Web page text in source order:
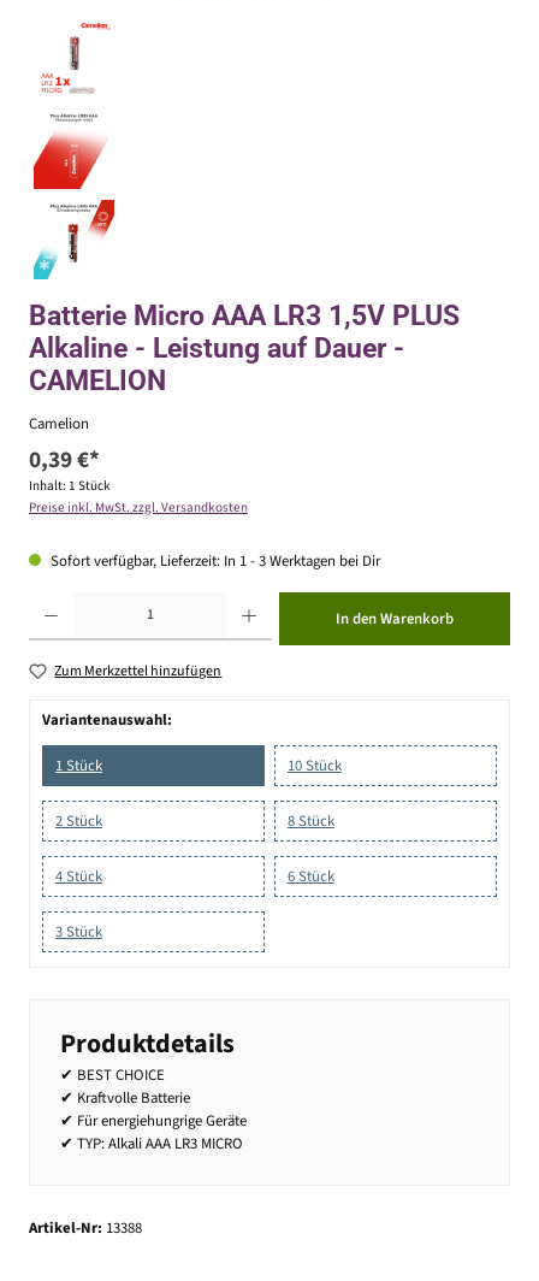
Batterie Micro AAA LR3 1,5V PLUS
Alkaline - Leistung auf Dauer -
CAMELION
Camelion
0,39 €*
Inhalt: 1 Stück
Preise inkl. MwSt. zzgl. Versandkosten
Sofort verfügbar, Lieferzeit: In 1 - 3 Werktagen bei Dir
In den Warenkorb
Zum Merkzettel hinzufügen
Variantenauswahl:
1 Stück 10 Stück
2 Stück 8 Stück
4 Stück 6 Stück
3 Stück
Produktdetails
✔ BEST CHOICE
✔ Kraftvolle Batterie
✔ Für energiehungrige Geräte
✔ TYP: Alkali AAA LR3 MICRO
Artikel-Nr: 13388